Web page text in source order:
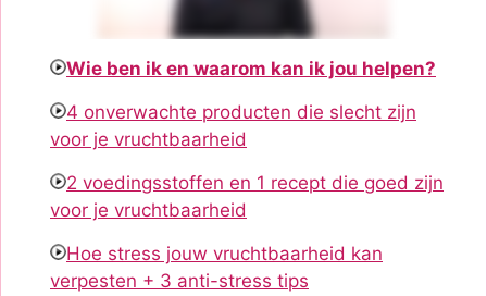
Wie ben ik en waarom kan ik jou helpen?
4 onverwachte producten die slecht zijn
voor je vruchtbaarheid
2 voedingsstoffen en 1 recept die goed zijn
voor je vruchtbaarheid
Hoe stress jouw vruchtbaarheid kan
verpesten + 3 anti-stress tips